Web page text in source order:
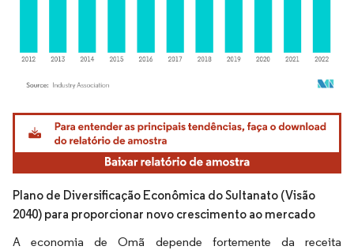
Imagem © Mordor Intelligence. O reuso requer atribuição conforme CC BY 4.0.
Plano de Diversificação Econômica do Sultanato (Visão
2040) para proporcionar novo crescimento ao mercado
A economia de Omã depende fortemente da receita